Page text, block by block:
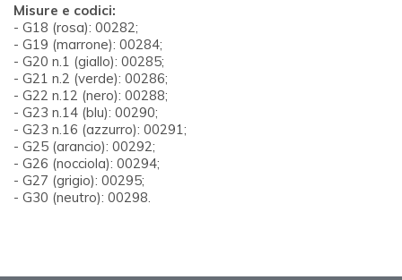
Misure e codici:
- G18 (rosa): 00282;
- G19 (marrone): 00284;
- G20 n.1 (giallo): 00285;
- G21 n.2 (verde): 00286;
- G22 n.12 (nero): 00288;
- G23 n.14 (blu): 00290;
- G23 n.16 (azzurro): 00291;
- G25 (arancio): 00292;
- G26 (nocciola): 00294;
- G27 (grigio): 00295;
- G30 (neutro): 00298.